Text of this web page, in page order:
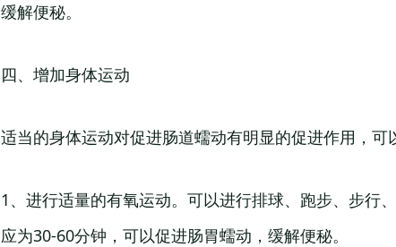
缓解便秘。
四、增加身体运动
适当的身体运动对促进肠道蠕动有明显的促进作用，可
1、进行适量的有氧运动。可以进行排球、跑步、步行
应为30-60分钟，可以促进肠胃蠕动，缓解便秘。